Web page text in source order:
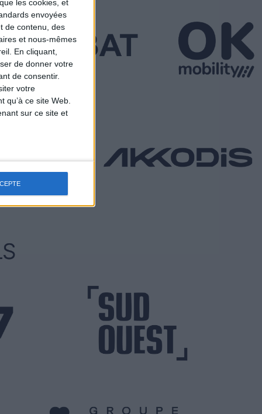
les cookies, et
envoyées
de contenu, des
et nous-mêmes
En cliquant,
de donner votre
de consentir.
votre
ce site Web.
sur ce site et